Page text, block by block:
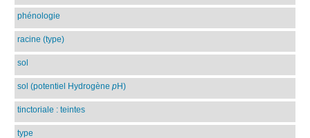
phénologie
racine (type)
sol
sol (potentiel Hydrogène pH)
tinctoriale : teintes
type